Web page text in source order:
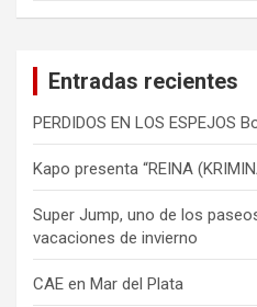
Entradas recientes
PERDIDOS EN LOS ESPEJOS
Kapo presenta “REINA
Super Jump, uno de los
vacaciones de invierno
CAE en Mar del Plata